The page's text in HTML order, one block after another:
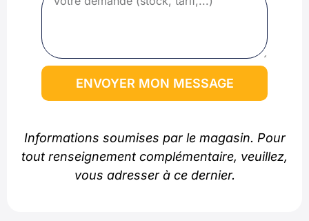
ENVOYER MON MESSAGE
Informations soumises par le magasin. Pour
tout renseignement complémentaire, veuillez,
vous adresser à ce dernier.